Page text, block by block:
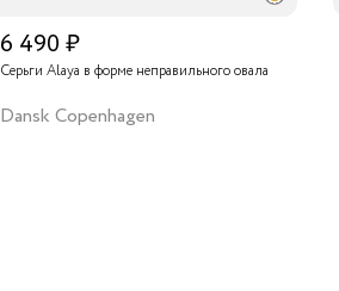
6 490 ₽
Серьги Alaya в форме неправильного овала
Dansk Copenhagen